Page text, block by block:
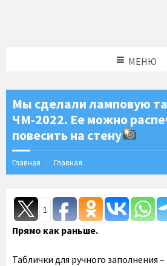
МЕНЮ
Мы сделали ламповую
ЧМ-2022. Ее можно
повесить на стену
Главная Главная
1
Прямо как раньше.
Таблички для ручного заполнения –